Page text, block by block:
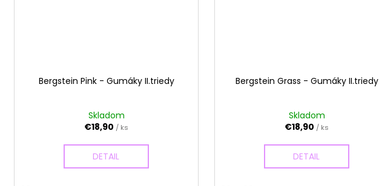
Bergstein Pink - Gumáky II.triedy
Skladom
€18,90 / ks
DETAIL
Bergstein Grass - Gumáky II.triedy
Skladom
€18,90 / ks
DETAIL